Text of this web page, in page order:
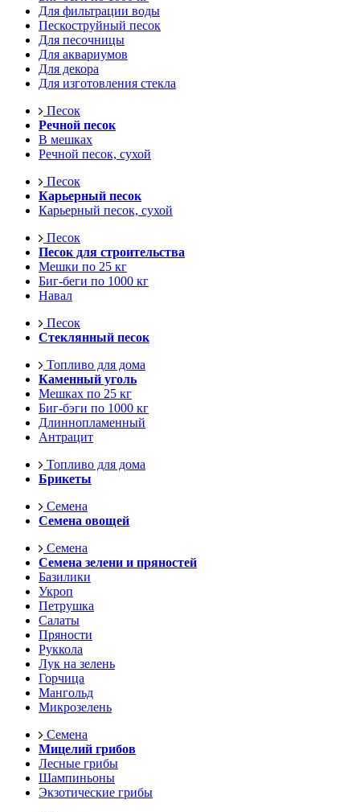
Для фильтрации воды
Пескоструйный песок
Для песочницы
Для аквариумов
Для декора
Для изготовления стекла
Песок
Речной песок
В мешках
Речной песок, сухой
Песок
Карьерный песок
Карьерный песок, сухой
Песок
Песок для строительства
Мешки по 25 кг
Биг-беги по 1000 кг
Навал
Песок
Стеклянный песок
Топливо для дома
Каменный уголь
Мешках по 25 кг
Биг-бэги по 1000 кг
Длиннопламенный
Антрацит
Топливо для дома
Брикеты
Семена
Семена овощей
Семена
Семена зелени и пряностей
Базилики
Укроп
Петрушка
Салаты
Пряности
Руккола
Лук на зелень
Горчица
Мангольд
Микрозелень
Семена
Мицелий грибов
Лесные грибы
Шампиньоны
Экзотические грибы